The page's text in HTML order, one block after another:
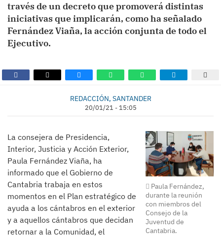
través de un decreto que promoverá distintas
iniciativas que implicarán, como ha señalado
Fernández Viaña, la acción conjunta de todo el
Ejecutivo.
REDACCIÓN, SANTANDER
20/01/21 - 15:05
Paula Fernández,
durante la reunión
con miembros del
Consejo de la
Juventud de
Cantabria.
La consejera de Presidencia,
Interior, Justicia y Acción Exterior,
Paula Fernández Viaña, ha
informado que el Gobierno de
Cantabria trabaja en estos
momentos en el Plan estratégico de
ayuda a los cántabros en el exterior
y a aquellos cántabros que decidan
retornar a la Comunidad, el